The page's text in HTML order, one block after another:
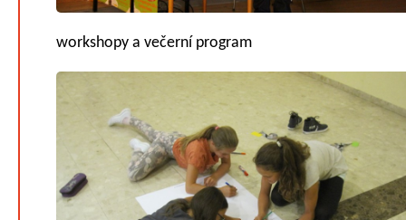
workshopy a večerní program